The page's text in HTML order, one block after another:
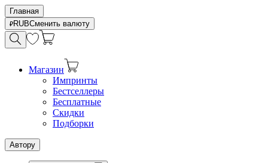
Главная
RUBСменить валюту
Магазин
Импринты
Бестселлеры
Бесплатные
Скидки
Подборки
Автору